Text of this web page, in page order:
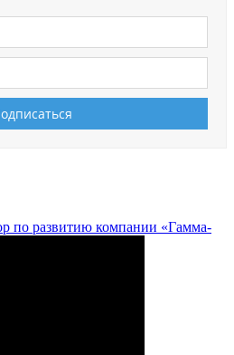
по развитию компании «Гамма-